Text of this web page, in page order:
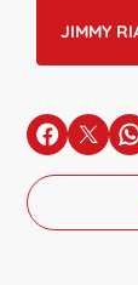
JIMMY
en en X